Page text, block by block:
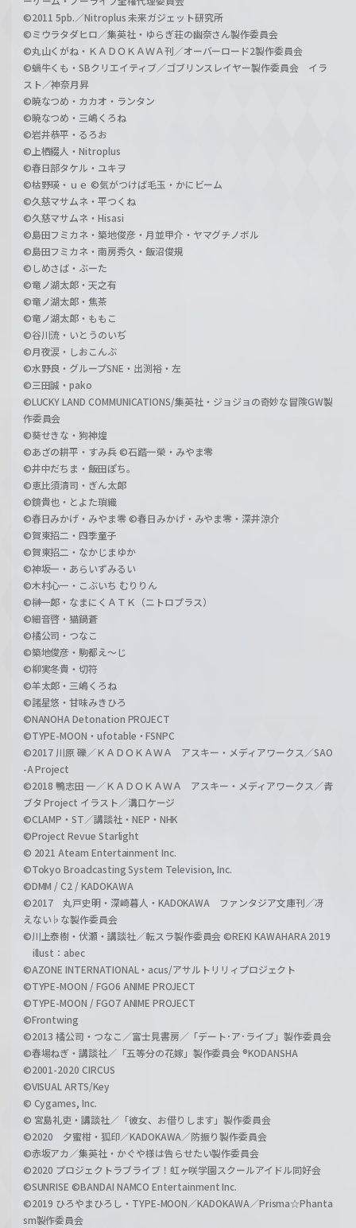
©2011 5pb.／Nitroplus 未来ガジェット研究所
©ミウラタダヒロ／集英社・ゆらぎ荘の幽奈さん製作委員会
©丸山くがね・ＫＡＤＯＫＡＷＡ刊／オーバーロード2製作委員会
©蝸牛くも・SBクリエイティブ／ゴブリンスレイヤー製作委員会 イラ
スト／神奈月昇
©暁なつめ・カカオ・ランタン
©暁なつめ・三嶋くろね
©岩井恭平・るろお
©上栖綴人・Nitroplus
©春日部タケル・ユキヲ
©枯野瑛・ｕｅ ©気がつけば毛玉・かにビーム
©久慈マサムネ・平つくね
©久慈マサムネ・Hisasi
©島田フミカネ・築地俊彦・月並甲介・ヤマグチノボル
©島田フミカネ・南房秀久・飯沼俊規
©しめさば・ぶーた
©竜ノ湖太郎・天之有
©竜ノ湖太郎・焦茶
©竜ノ湖太郎・ももこ
©谷川流・いとうのいぢ
©月夜涙・しおこんぶ
©水野良・グループSNE・出渕裕・左
©三田誠・pako
©LUCKY LAND COMMUNICATIONS/集英社・ジョジョの奇妙な冒険GW製
作委員会
©葵せきな・狗神煌
©あざの耕平・すみ兵 ©石踏一榮・みやま零
©井中だちま・飯田ぽち。
©恵比須清司・ぎん太郎
©鏡貴也・とよた瑣織
©春日みかげ・みやま零 ©春日みかげ・みやま零・深井涼介
©賀東招二・四季童子
©賀東招二・なかじまゆか
©神坂一・あらいずみるい
©木村心一・こぶいち むりりん
©榊一郎・なまにくＡＴＫ（ニトロプラス）
©細音啓・猫鍋蒼
©橘公司・つなこ
©築地俊彦・駒都え～じ
©柳実冬貴・切符
©羊太郎・三嶋くろね
©諸星悠・甘味みきひろ
©NANOHA Detonation PROJECT
©TYPE-MOON・ufotable・FSNPC
©2017 川原 礫／ＫＡＤＯＫＡＷＡ アスキー・メディアワークス／SAO
-A Project
©2018 鴨志田 一／ＫＡＤＯＫＡＷＡ アスキー・メディアワークス／青
ブタ Project イラスト／溝口ケージ
©CLAMP・ST／講談社・NEP・NHK
©Project Revue Starlight
© 2021 Ateam Entertainment Inc.
©Tokyo Broadcasting System Television, Inc.
©DMM / C2 / KADOKAWA
©2017 丸戸史明・深崎暮人・KADOKAWA ファンタジア文庫刊／冴
えない♭な製作委員会
©川上泰樹・伏瀬・講談社／転スラ製作委員会 ©REKI KAWAHARA 2019
illust：abec
©AZONE INTERNATIONAL・acus/アサルトリリィプロジェクト
©TYPE-MOON / FGO6 ANIME PROJECT
©TYPE-MOON / FGO7 ANIME PROJECT
©Frontwing
©2013 橘公司・つなこ／富士見書房／「デート･ア･ライブ」製作委員会
©春場ねぎ・講談社／「五等分の花嫁」製作委員会 ®KODANSHA
©2001-2020 CIRCUS
©VISUAL ARTS/Key
© Cygames, Inc.
© 宮島礼吏・講談社／「彼女、お借りします」製作委員会
©2020 夕蜜柑・狐印／KADOKAWA／防振り製作委員会
©赤坂アカ／集英社・かぐや様は告らせたい製作委員会
©2020 プロジェクトラブライブ！虹ヶ咲学園スクールアイドル同好会
©SUNRISE ©BANDAI NAMCO Entertainment Inc.
©2019 ひろやまひろし・TYPE-MOON／KADOKAWA／Prisma☆Phanta
sm製作委員会